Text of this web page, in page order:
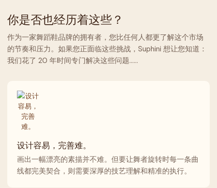
你是否也经历着这些？
作为一家舞蹈鞋品牌的拥有者，您比任何人都更了解这个市场
的节奏和压力。如果您正面临这些挑战，Suphini 想让您知道：
我们花了 20 年时间专门解决这些问题……
设计容易，完善难。
画出一幅漂亮的素描并不难。但要让舞者旋转时每一条曲
线都完美契合，则需要深厚的技艺理解和精准的执行。